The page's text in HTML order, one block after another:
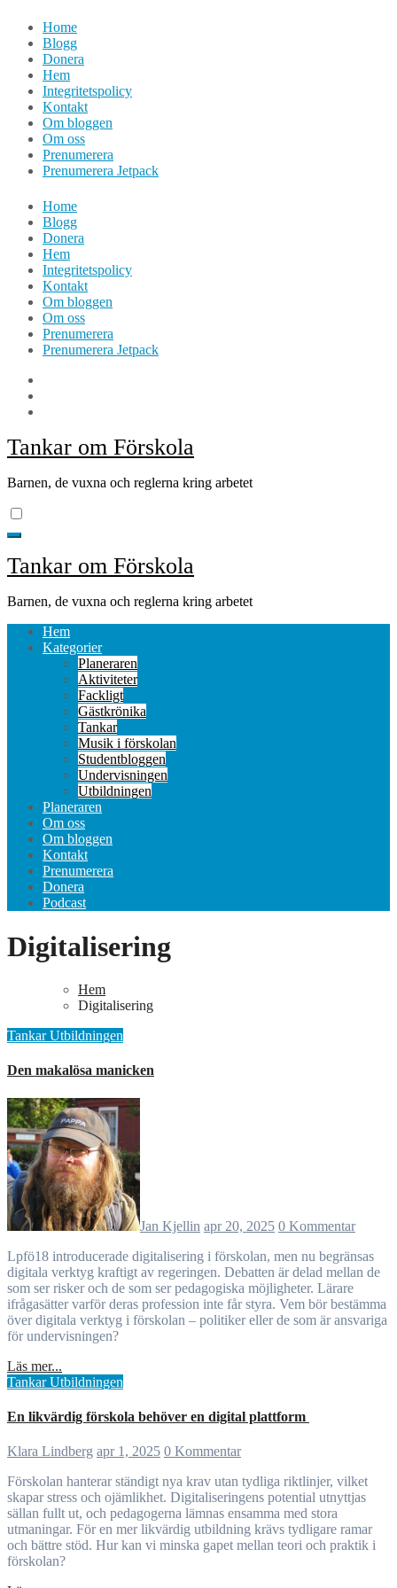
Hoppa
innehåll
Home
Blogg
Donera
Hem
Integritetspolicy
Kontakt
Om bloggen
Om oss
Prenumerera
Prenumerera Jetpack
Home
Blogg
Donera
Hem
Integritetspolicy
Kontakt
Om bloggen
Om oss
Prenumerera
Prenumerera Jetpack
Tankar om Förskola
Barnen, de vuxna och reglerna kring arbetet
Tankar om Förskola
Barnen, de vuxna och reglerna kring arbetet
Hem
Kategorier
Planeraren
Aktiviteter
Fackligt
Gästkrönika
Tankar
Musik i förskolan
Studentbloggen
Undervisningen
Utbildningen
Planeraren
Om oss
Om bloggen
Kontakt
Prenumerera
Donera
Podcast
Digitalisering
Hem
Digitalisering
TankarUtbildningen
Den makalösa manicken
Jan Kjellin apr 20, 2025 0 Kommentar
Lpfö18 introducerade digitalisering i förskolan, men nu begränsas
digitala verktyg kraftigt av regeringen. Debatten är delad mellan de
som ser risker och de som ser pedagogiska möjligheter. Lärare
ifrågasätter varför deras profession inte får styra. Vem bör bestämma
över digitala verktyg i förskolan – politiker eller de som är ansvariga
för undervisningen?
Läs mer...
TankarUtbildningen
En likvärdig förskola behöver en digital plattform
Klara Lindberg apr 1, 2025 0 Kommentar
Förskolan hanterar ständigt nya krav utan tydliga riktlinjer, vilket
skapar stress och ojämlikhet. Digitaliseringens potential utnyttjas
sällan fullt ut, och pedagogerna lämnas ensamma med stora
utmaningar. För en mer likvärdig utbildning krävs tydligare ramar
och bättre stöd. Hur kan vi minska gapet mellan teori och praktik i
förskolan?